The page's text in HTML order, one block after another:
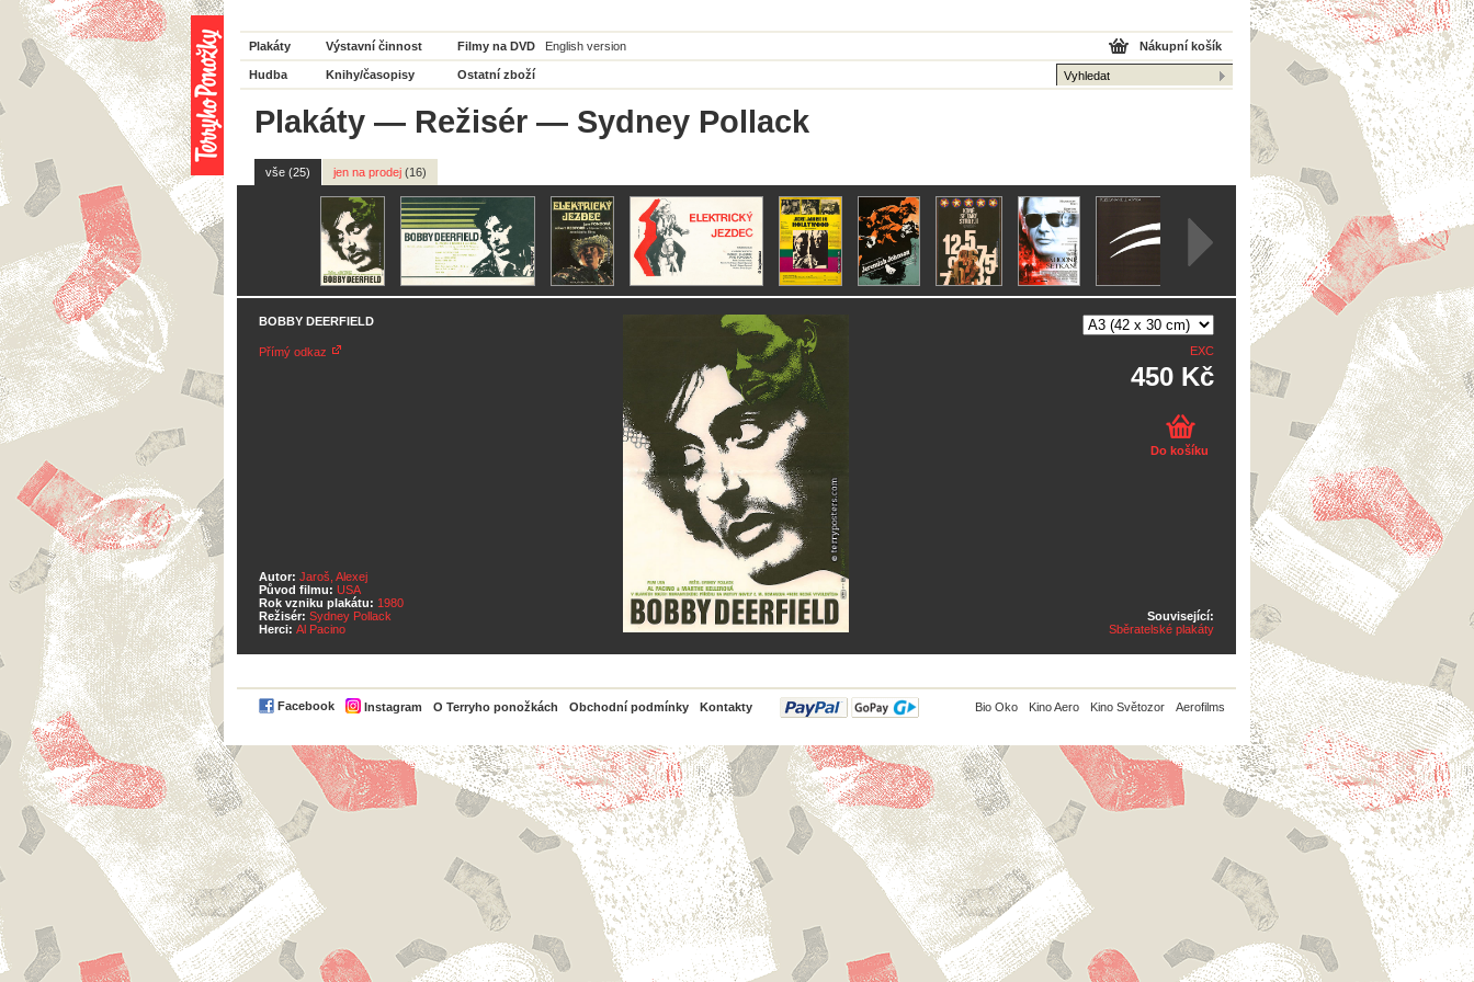
Plakáty Výstavní činnost Filmy na DVD English version
Hudba Knihy/časopisy Ostatní zboží
Nákupní košík
Plakáty — Režisér — Sydney Pollack
vše (25) jen na prodej (16)
BOBBY DEERFIELD
Přímý odkaz
Autor: Jaroš, Alexej
Původ filmu: USA
Rok vzniku plakátu: 1980
Režisér: Sydney Pollack
Herci: Al Pacino
EXC
450 Kč
Do košíku
Související:
Sběratelské plakáty
Facebook Instagram O Terryho ponožkách Obchodní podmínky Kontakty
PayPal Bio Oko Kino Aero Kino Světozor Aerofilms